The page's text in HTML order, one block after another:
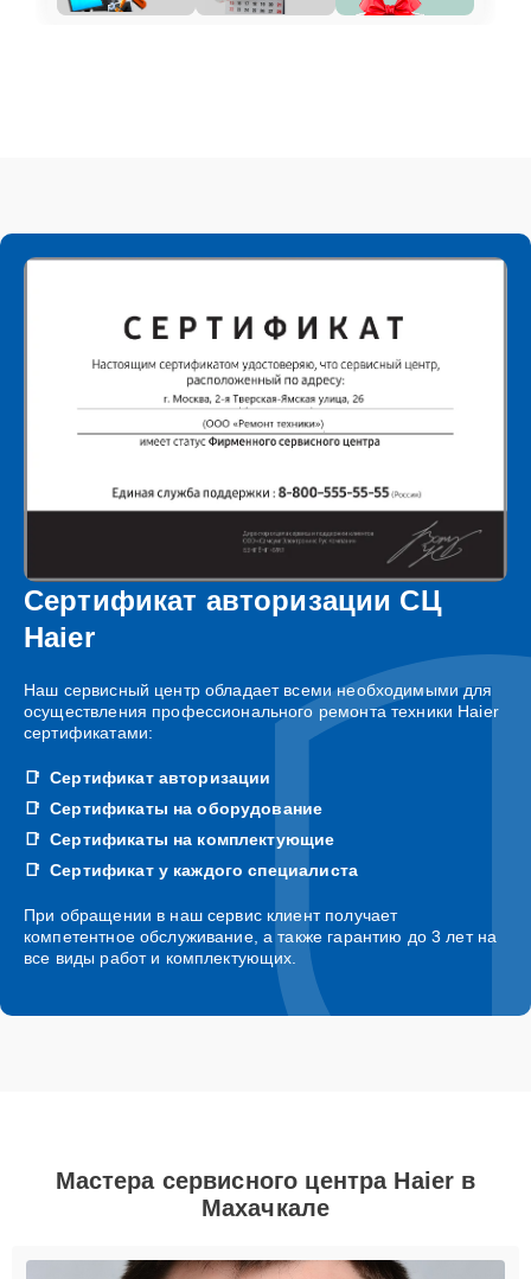
Сертификат авторизации СЦ
Haier
Наш сервисный центр обладает всеми необходимыми для
осуществления профессионального ремонта техники Haier
сертификатами:
Сертификат авторизации
Сертификаты на оборудование
Сертификаты на комплектующие
Сертификат у каждого специалиста
При обращении в наш сервис клиент получает
компетентное обслуживание, а также гарантию до 3 лет на
все виды работ и комплектующих.
Мастера сервисного центра Haier в
Махачкале